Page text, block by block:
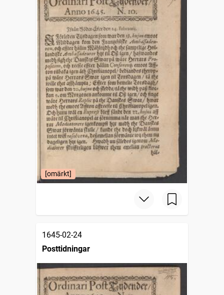
[omärkt]
1645-02-24
Posttidningar